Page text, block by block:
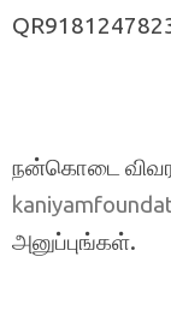
நன்கொடை
அனுப்புங்கள்.